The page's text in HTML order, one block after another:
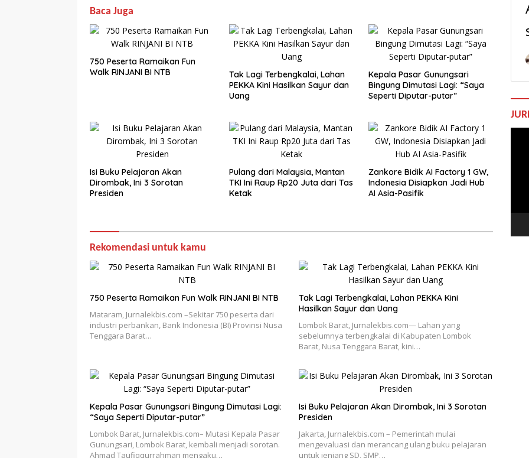
Baca Juga
750 Peserta Ramaikan Fun
Walk RINJANI BI NTB
Tak Lagi Terbengkalai, Lahan
PEKKA Kini Hasilkan Sayur dan
Uang
Kepala Pasar Gunungsari
Bingung Dimutasi Lagi: “Saya
Seperti Diputar-putar”
Isi Buku Pelajaran Akan
Dirombak, Ini 3 Sorotan
Presiden
Pulang dari Malaysia, Mantan
TKI Ini Raup Rp20 Juta dari Tas
Ketak
Zankore Bidik AI Factory 1 GW,
Indonesia Disiapkan Jadi Hub
AI Asia-Pasifik
Rekomendasi untuk kamu
750 Peserta Ramaikan Fun Walk RINJANI BI NTB
Mataram, Jurnalekbis.com –Sekitar 750 peserta dari
industri perbankan, Bank Indonesia (BI) Provinsi Nusa
Tenggara Barat…
Tak Lagi Terbengkalai, Lahan PEKKA Kini
Hasilkan Sayur dan Uang
Lombok Barat, Jurnalekbis.com— Lahan yang
sebelumnya terbengkalai di Kabupaten Lombok
Barat, Nusa Tenggara Barat, kini…
Kepala Pasar Gunungsari Bingung Dimutasi Lagi:
“Saya Seperti Diputar-putar”
Lombok Barat, Jurnalekbis.com– Mutasi Kepala Pasar
Gunungsari, Lombok Barat, kembali menjadi sorotan.
Ahmad Taufiqqurrahman mengaku…
Isi Buku Pelajaran Akan Dirombak, Ini 3 Sorotan
Presiden
Jakarta, Jurnalekbis.com – Pemerintah mulai
mengevaluasi dan merancang ulang buku pelajaran
untuk jenjang SD, SMP…